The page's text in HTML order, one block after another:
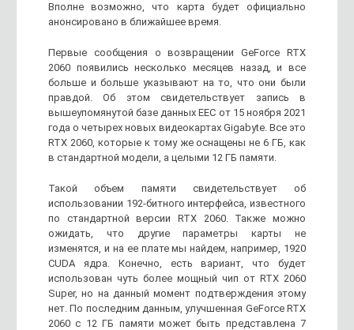
Вполне возможно, что карта будет официально
анонсировано в ближайшее время.
Первые сообщения о возвращении GeForce RTX
2060 появились несколько месяцев назад, и все
больше и больше указывают на то, что они были
правдой. Об этом свидетельствует запись в
вышеупомянутой базе данных EEC от 15 ноября 2021
года о четырех новых видеокартах Gigabyte. Все это
RTX 2060, которые к тому же оснащены не 6 ГБ, как
в стандартной модели, а целыми 12 ГБ памяти.
Такой объем памяти свидетельствует об
использовании 192-битного интерфейса, известного
по стандартной версии RTX 2060. Также можно
ожидать, что другие параметры карты не
изменятся, и на ее плате мы найдем, например, 1920
CUDA ядра. Конечно, есть вариант, что будет
использован чуть более мощный чип от RTX 2060
Super, но на данный момент подтверждения этому
нет. По последним данным, улучшенная GeForce RTX
2060 с 12 ГБ памяти может быть представлена ​​7